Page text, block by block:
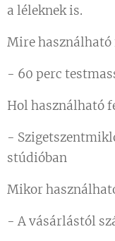
a léleknek is.
Mire használható
- 60 perc
Hol használható
-
stúdióban
Mikor
- A vásárlástól